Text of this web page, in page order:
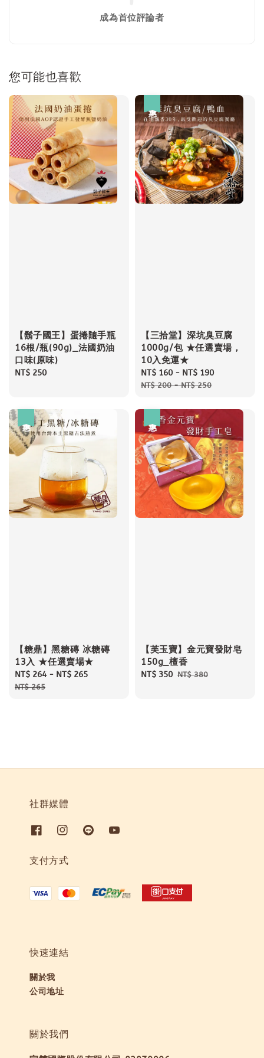
成為首位評論者
您可能也喜歡
【鬍子國王】蛋捲隨手瓶
16根/瓶(90g)_法國奶油
口味(原味)
Regular
NT$ 250
【三拾堂】深坑臭豆腐
1000g/包 ★任選賣場，
10入免運★
Sale
price
NT$ 160 - NT$ 190
NT$ 200-NT$ 250
【糖鼎】黑糖磚 冰糖磚
13入 ★任選賣場★
Sale
price
NT$ 264 - NT$ 265
NT$ 265
【芙玉寶】金元寶發財皂
150g_檀香
Sale
NT$ 350 Regular
NT$ 380
社群媒體
支付方式
快速連結
關於我
公司地址
關於我們